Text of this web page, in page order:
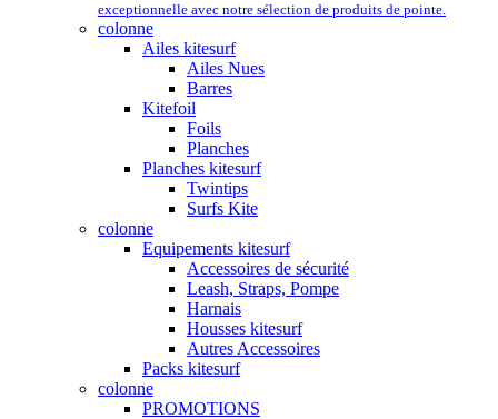
exceptionnelle avec notre sélection de produits de pointe.
colonne
Ailes kitesurf
Ailes Nues
Barres
Kitefoil
Foils
Planches
Planches kitesurf
Twintips
Surfs Kite
colonne
Equipements kitesurf
Accessoires de sécurité
Leash, Straps, Pompe
Harnais
Housses kitesurf
Autres Accessoires
Packs kitesurf
colonne
PROMOTIONS